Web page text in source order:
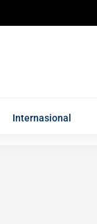
Internasional